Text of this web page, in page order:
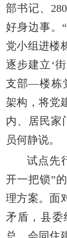
部书记、
好身边事。
党小组进楼
逐步建立‘
支部—楼栋
架构，将党
内、居民家
员何静说。
试点先
开一把锁”
理方案。面
矛盾，县委